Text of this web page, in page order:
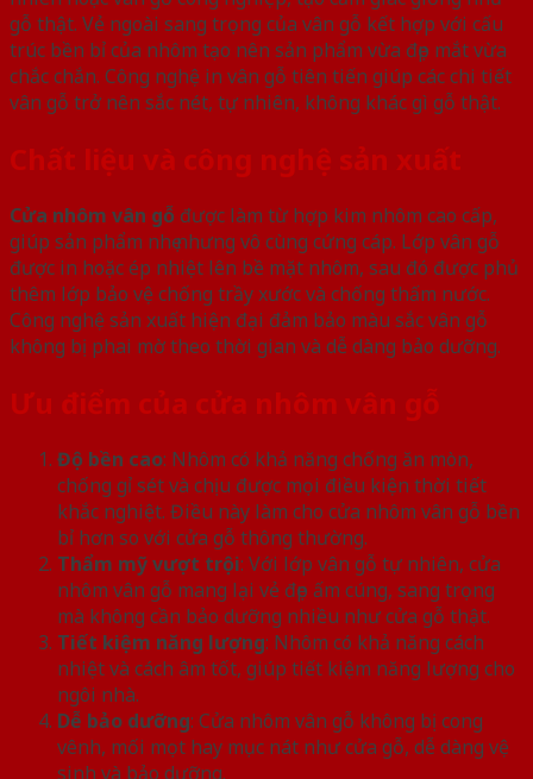
gỗ thật. Vẻ ngoài sang trọng của vân gỗ kết hợp với cấu
trúc bền bỉ của nhôm tạo nên sản phẩm vừa đẹp mắt vừa
chắc chắn. Công nghệ in vân gỗ tiên tiến giúp các chi tiết
vân gỗ trở nên sắc nét, tự nhiên, không khác gì gỗ thật.
Chất liệu và công nghệ sản xuất
Cửa nhôm vân gỗ được làm từ hợp kim nhôm cao cấp,
giúp sản phẩm nhẹ nhưng vô cùng cứng cáp. Lớp vân gỗ
được in hoặc ép nhiệt lên bề mặt nhôm, sau đó được phủ
thêm lớp bảo vệ chống trầy xước và chống thấm nước.
Công nghệ sản xuất hiện đại đảm bảo màu sắc vân gỗ
không bị phai mờ theo thời gian và dễ dàng bảo dưỡng.
Ưu điểm của cửa nhôm vân gỗ
Độ bền cao: Nhôm có khả năng chống ăn mòn,
chống gỉ sét và chịu được mọi điều kiện thời tiết
khắc nghiệt. Điều này làm cho cửa nhôm vân gỗ bền
bỉ hơn so với cửa gỗ thông thường.
Thẩm mỹ vượt trội: Với lớp vân gỗ tự nhiên, cửa
nhôm vân gỗ mang lại vẻ đẹp ấm cúng, sang trọng
mà không cần bảo dưỡng nhiều như cửa gỗ thật.
Tiết kiệm năng lượng: Nhôm có khả năng cách
nhiệt và cách âm tốt, giúp tiết kiệm năng lượng cho
ngôi nhà.
Dễ bảo dưỡng: Cửa nhôm vân gỗ không bị cong
vênh, mối mọt hay mục nát như cửa gỗ, dễ dàng vệ
sinh và bảo dưỡng.